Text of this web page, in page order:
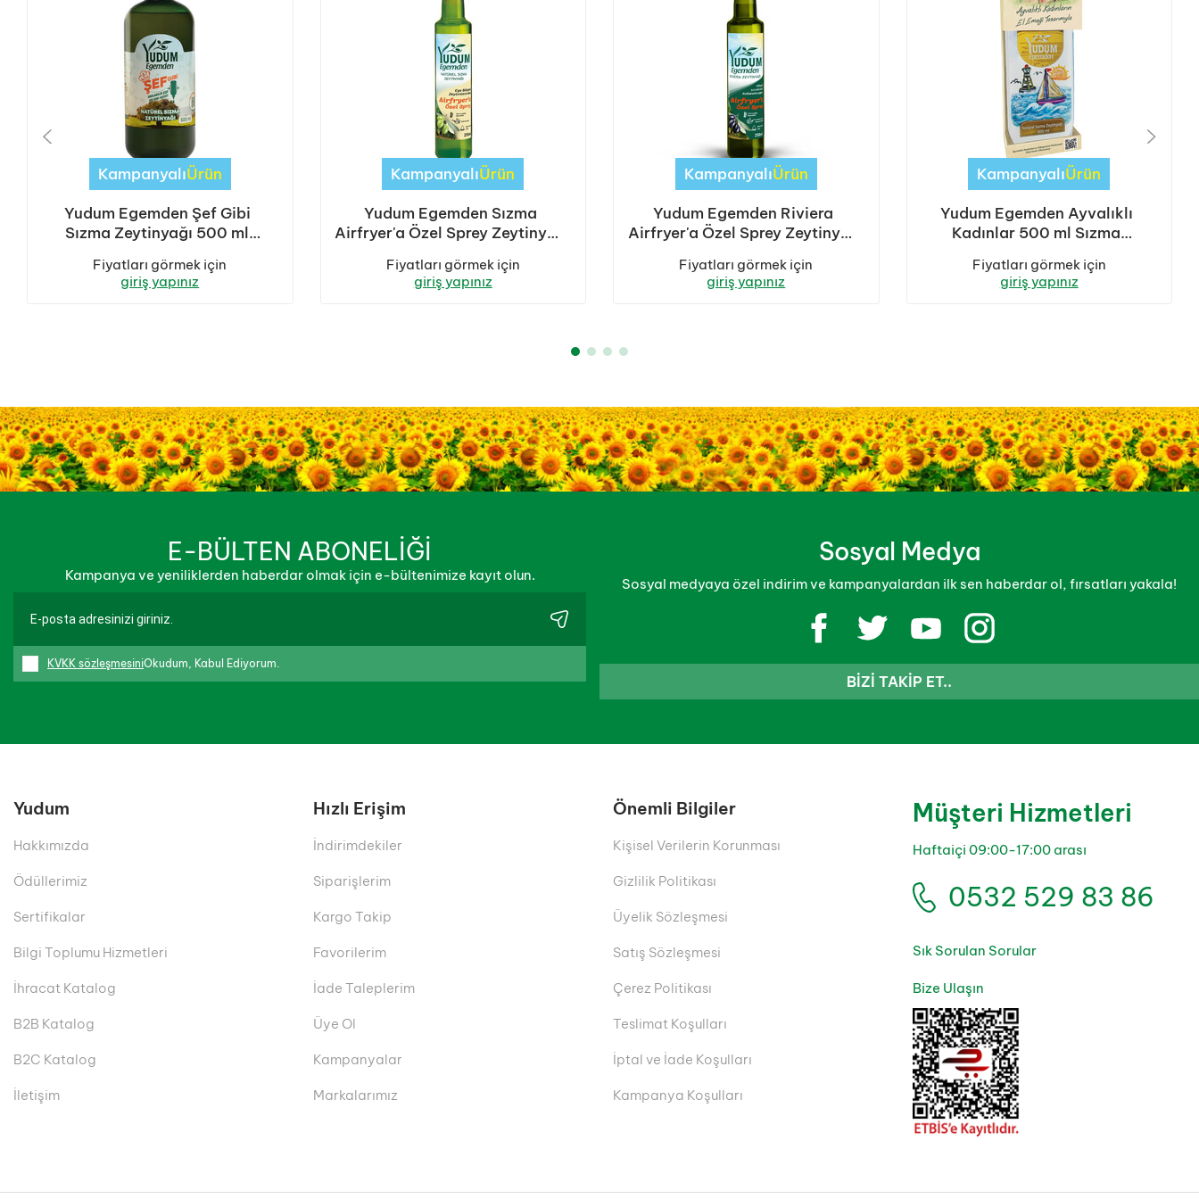
KampanyalıÜrün
Yudum Egemden Şef Gibi
Sızma Zeytinyağı 500 ml
Adet)
Fiyatları görmek için
giriş yapınız
KampanyalıÜrün
Yudum Egemden Sızma
Airfryer'a Özel Sprey Zeytinyağ
Fiyatları görmek için
giriş yapınız
KampanyalıÜrün
Yudum Egemden Riviera
Airfryer'a Özel Sprey Zeytinyağ
Fiyatları görmek için
giriş yapınız
KampanyalıÜrün
Yudum Egemden Ayvalıklı
Kadınlar 500 ml Sızma
(12 Adet)
Fiyatları görmek için
giriş yapınız
E-BÜLTEN ABONELİĞİ
Kampanya ve yeniliklerden haberdar olmak için e-bültenimize kayıt olun.
KVKK sözleşmesiniOkudum, Kabul Ediyorum.
Sosyal Medya
Sosyal medyaya özel indirim ve kampanyalardan ilk sen haberdar ol, fırsatları yakala!
BIZI TAKIP ET..
Yudum
Hakkımızda
Ödüllerimiz
Sertifikalar
Bilgi Toplumu Hizmetleri
İhracat Katalog
B2B Katalog
B2C Katalog
İletişim
Hızlı Erişim
İndirimdekiler
Siparişlerim
Kargo Takip
Favorilerim
İade Taleplerim
Üye Ol
Kampanyalar
Markalarımız
Önemli Bilgiler
Kişisel Verilerin Korunması
Gizlilik Politikası
Üyelik Sözleşmesi
Satış Sözleşmesi
Çerez Politikası
Teslimat Koşulları
İptal ve İade Koşulları
Kampanya Koşulları
Müşteri Hizmetleri
Haftaiçi 09:00-17:00 arası
0532 529 83 86
Sık Sorulan Sorular
Bize Ulaşın